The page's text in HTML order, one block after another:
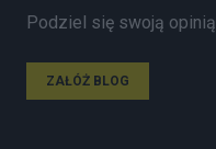
Podziel się swoją opinią
ZAŁÓŻ BLOG